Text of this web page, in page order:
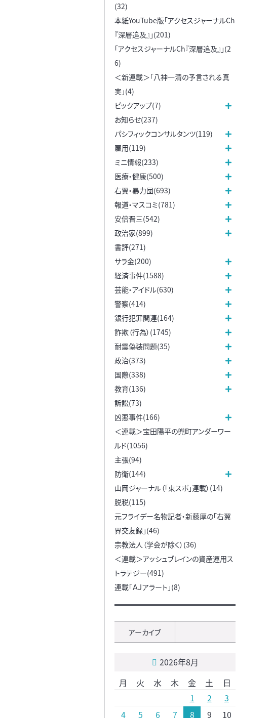
(32)
本紙YouTube版「アクセスジャーナルCh
『深層追及』」(201)
「アクセスジャーナルCh『深層追及』」(2
6)
＜新連載＞「八神一清の予言される真
実」(4)
ピックアップ(7)
お知らせ(237)
パシフィックコンサルタンツ(119)
雇用(119)
ミニ情報(233)
医療・健康(500)
右翼・暴力団(693)
報道・マスコミ(781)
安倍晋三(542)
政治家(899)
書評(271)
サラ金(200)
経済事件(1588)
芸能・アイドル(630)
警察(414)
銀行犯罪関連(164)
詐欺（行為）(1745)
耐震偽装問題(35)
政治(373)
国際(338)
教育(136)
訴訟(73)
凶悪事件(166)
＜連載＞宝田陽平の兜町アンダーワー
ルド(1056)
主張(94)
防衛(144)
山岡ジャーナル（「東スポ」連載）(14)
脱税(115)
元フライデー名物記者・新藤厚の「右翼
界交友録」(46)
宗教法人（学会が除く）(36)
＜連載＞アッシュブレインの資産運用ス
トラテジー(491)
連載「ＡＪアラート」(8)
アーカイブ
2026年8月
月
火 水 木 金 土
日
1
2
3
4
5 6 7 8 9 10